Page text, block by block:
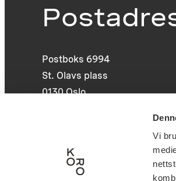
Vi
Postboks 6994
St. Olavs plass
0130 Oslo